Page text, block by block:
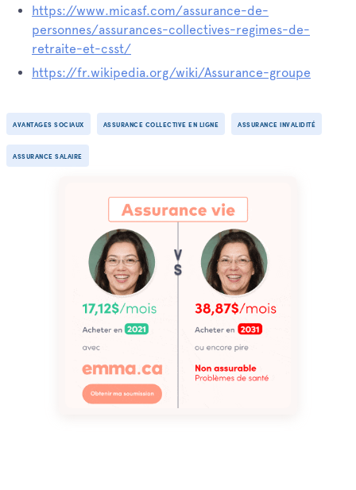
https://www.micasf.com/assurance-de-
personnes/assurances-collectives-regimes-de-
retraite-et-csst/
https://fr.wikipedia.org/wiki/Assurance-groupe
AVANTAGES SOCIAUX ASSURANCE COLLECTIVE EN LIGNE ASSURANCE INVALIDITÉ
ASSURANCE SALAIRE